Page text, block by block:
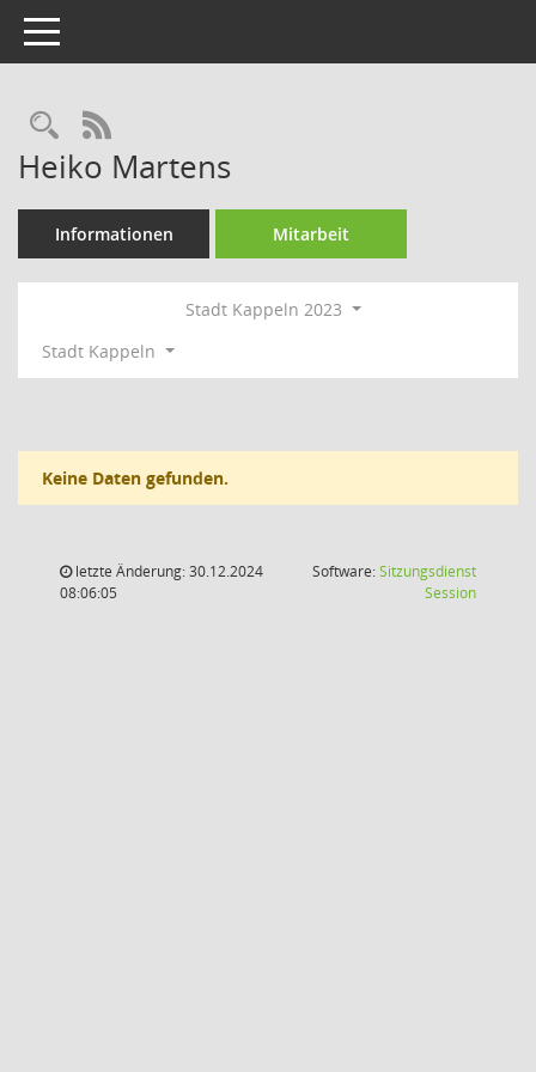
Toggle navigation
Rechercheauswahl
RSS-Feed
Heiko Martens
Informationen Mitarbeit
Stadt Kappeln 2023
Stadt Kappeln
Keine Daten gefunden.
letzte Änderung: 30.12.2024
08:06:05
Software:Sitzungsdienst
Session(Wird in